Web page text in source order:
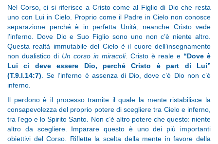
Nel Corso, ci si riferisce a Cristo come al Figlio di Dio che resta
uno con Lui in Cielo. Proprio come il Padre in Cielo non conosce
separazione perché è in perfetta Unità, neanche Cristo vede
l’inferno. Dove Dio e Suo Figlio sono uno non c’è niente altro.
Questa realtà immutabile del Cielo è il cuore dell’insegnamento
non dualistico di Un corso in miracoli. Cristo è reale e “Dove è
Lui ci deve essere Dio, perché Cristo è part di Lui”
(T.9.I.14:7) . Se l’inferno è assenza di Dio, dove c’è Dio non c’è
inferno.
Il perdono è il processo tramite il quale la mente ristabilisce la
consapevolezza del proprio potere di scegliere tra Cielo e inferno,
tra l’ego e lo Spirito Santo. Non c’è altro potere che questo: niente
altro da scegliere. Imparare questo è uno dei più importanti
obiettivi del Corso. Riflette la scelta della mente in favore della